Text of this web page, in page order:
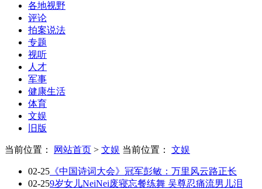
各地视野
评论
拍案说法
专题
视听
人才
军事
健康生活
体育
文娱
旧版
当前位置： 网站首页 > 文娱 当前位置： 文娱
02-25 《中国诗词大会》冠军彭敏：万里风云路正长
02-259岁女儿NeiNei废寝忘餐练舞 吴尊忍痛流男儿泪